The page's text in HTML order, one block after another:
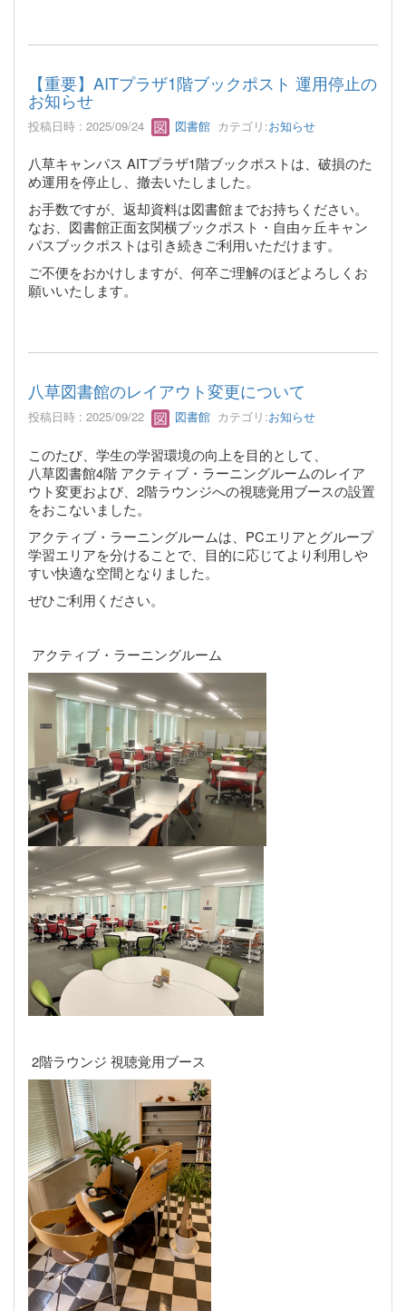
【重要】AITプラザ1階ブックポスト 運用停止の
お知らせ
投稿日時 : 2025/09/24 図書館 カテゴリ:お知らせ
八草キャンパス AITプラザ1階ブックポストは、破損のた
め運用を停止し、撤去いたしました。
お手数ですが、返却資料は図書館までお持ちください。
なお、図書館正面玄関横ブックポスト・自由ヶ丘キャン
パスブックポストは引き続きご利用いただけます。
ご不便をおかけしますが、何卒ご理解のほどよろしくお
願いいたします。
八草図書館のレイアウト変更について
投稿日時 : 2025/09/22 図書館 カテゴリ:お知らせ
このたび、学生の学習環境の向上を目的として、
八草図書館4階 アクティブ・ラーニングルームのレイア
ウト変更および、2階ラウンジへの視聴覚用ブースの設置
をおこないました。
アクティブ・ラーニングルームは、PCエリアとグループ
学習エリアを分けることで、目的に応じてより利用しや
すい快適な空間となりました。
ぜひご利用ください。
アクティブ・ラーニングルーム
2階ラウンジ 視聴覚用ブース